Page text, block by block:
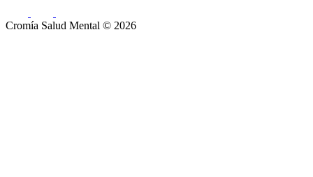
Cromía Salud Mental ©️ 2026